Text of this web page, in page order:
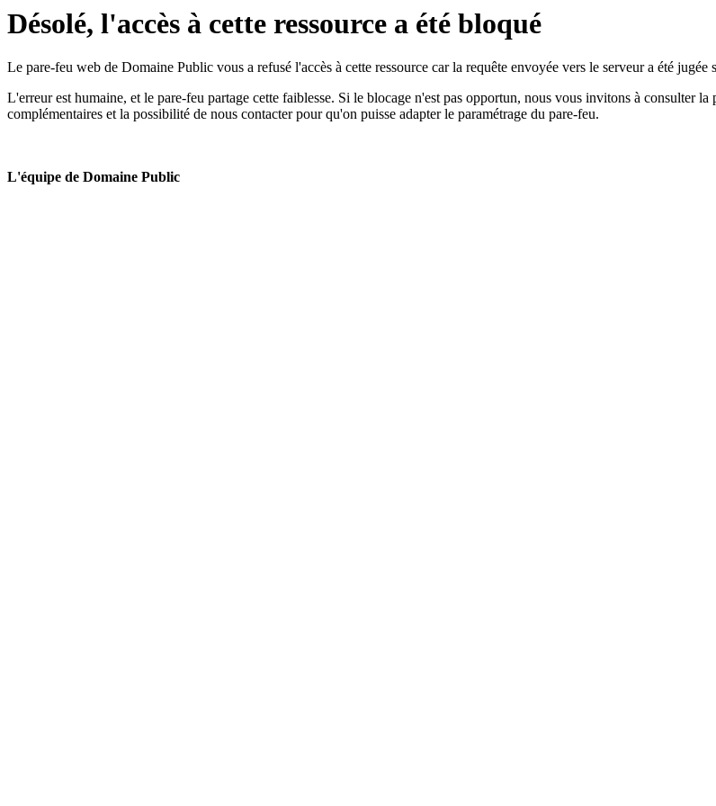
Désolé, l'accès à cette ressource a été bloqué
Le pare-feu web de Domaine Public vous a refusé l'accès à cette ressource car la requête envoyée vers le serveur a été jugée
L'erreur est humaine, et le pare-feu partage cette faiblesse. Si le blocage n'est pas opportun, nous vous invitons à consulter la
complémentaires et la possibilité de nous contacter pour qu'on puisse adapter le paramétrage du pare-feu.
L'équipe de Domaine Public